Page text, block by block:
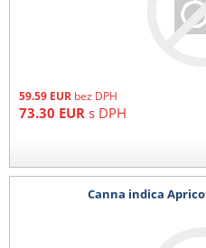
59.59 EUR bez DPH
73.30 EUR s DPH
Canna indica